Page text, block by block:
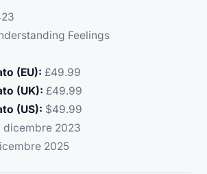
Feelings
(EU): £49.99
(UK): £49.99
(US): $49.99
dicembre 2023
2025